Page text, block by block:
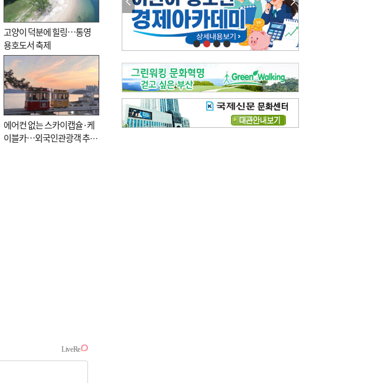
고양이 덕분에 힐링…통영
용호도서 축제
에어컨 없는 스카이캡슐·케
이블카…외국인관광객 추억